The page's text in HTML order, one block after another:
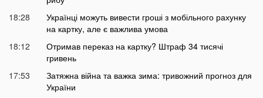
18:28
Українці можуть вивести гроші з мобільного рахунку
на картку, але є важлива умова
18:12
Отримав переказ на картку? Штраф 34 тисячі
гривень
17:53
Затяжна війна та важка зима: тривожний прогноз для
України